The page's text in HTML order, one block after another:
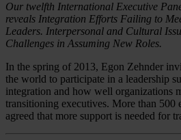
Our twelfth International Executive
reveals Integration Efforts Failing to
Leaders. Interpersonal and Cultural
Challenges in Assuming New Roles.
In the spring of 2013, Egon Zehnder
the world to participate in a leadership
integration and how well organizations
transitioning executives. More than 500
agreed that more support is needed for